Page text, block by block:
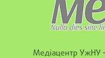
Медіацентр УжНУ